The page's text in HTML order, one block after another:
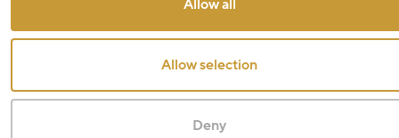
Allow all
Allow selection
Deny